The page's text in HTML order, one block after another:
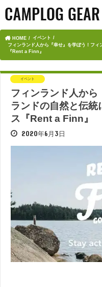
HOME
イベント
フィンランド人から『幸せ』を学ぼう！フ
『Rent a Finn』
イベント
フィンランド人か
ランドの自然と伝
ス『Rent a Finn』
2020年6月3日